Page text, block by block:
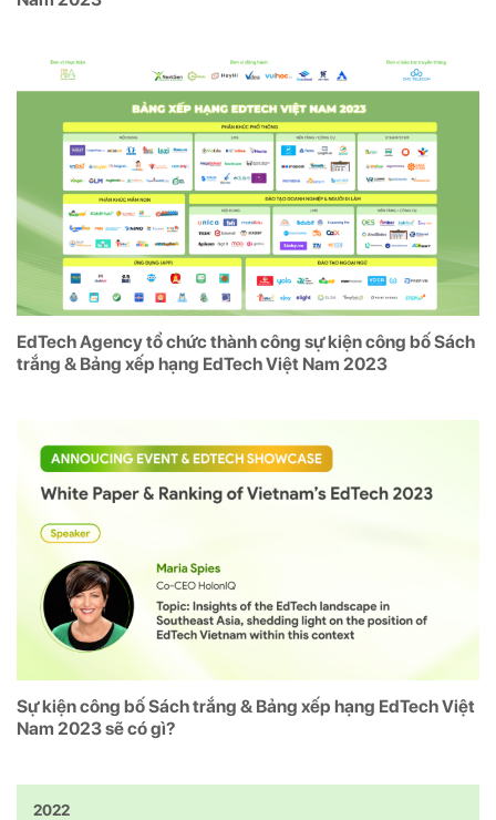
EdTech Agency tổ chức thành công sự kiện công bố Sách
trắng & Bảng xếp hạng EdTech Việt Nam 2023
Sự kiện công bố Sách trắng & Bảng xếp hạng EdTech Việt
Nam 2023 sẽ có gì?
2022